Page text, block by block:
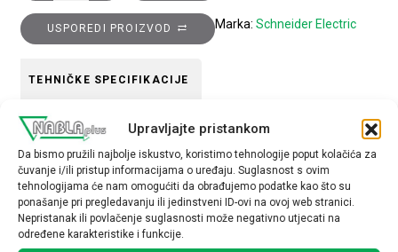
Upravljajte pristankom
Da bismo pružili najbolje iskustvo, koristimo tehnologije poput kolačića za
čuvanje i/ili pristup informacijama o uređaju. Suglasnost s ovim
tehnologijama će nam omogućiti da obrađujemo podatke kao što su
ponašanje pri pregledavanju ili jedinstveni ID-ovi na ovoj web stranici.
Nepristanak ili povlačenje suglasnosti može negativno utjecati na
određene karakteristike i funkcije.
USPOREDI PROIZVOD Marka: Schneider Electric
TEHNIČKE SPECIFIKACIJE
Boja
crvena
Tip opreme
glava žaruljice